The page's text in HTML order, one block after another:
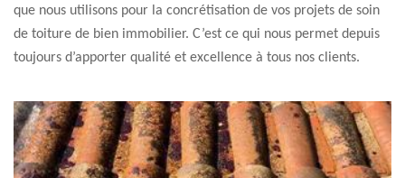
que nous utilisons pour la concrétisation de vos projets de soin
de toiture de bien immobilier. C’est ce qui nous permet depuis
toujours d’apporter qualité et excellence à tous nos clients.